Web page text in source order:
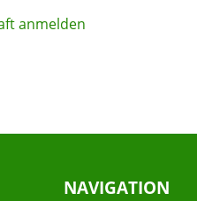
anmelden
NAVIGATION